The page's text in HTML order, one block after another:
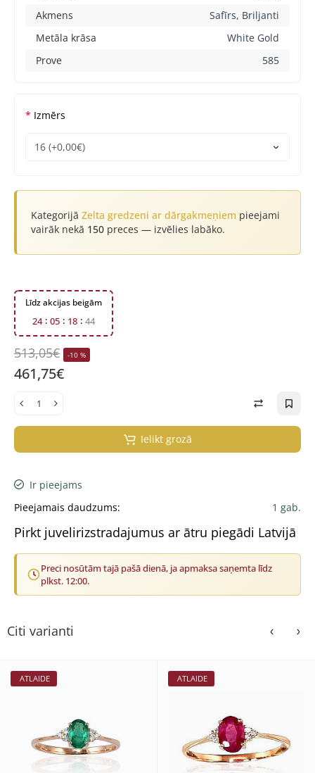
Akmens
Safīrs, Briljanti
Metāla krāsa
White Gold
Prove
585
Izmērs
Kategorijā Zelta gredzeni ar dārgakmeņiem pieejami
vairāk nekā 150 preces — izvēlies labāko.
Līdz akcijas beigām
24 05 18 44
513,05€ -10 %
461,75€
Ielikt grozā
Ir pieejams
Pieejamais daudzums:
1 gab.
Pirkt juvelirizstradajumus ar ātru piegādi Latvijā
Preci nosūtām tajā pašā dienā, ja apmaksa saņemta līdz
plkst. 12:00.
Citi varianti
ATLAIDE ATLAIDE